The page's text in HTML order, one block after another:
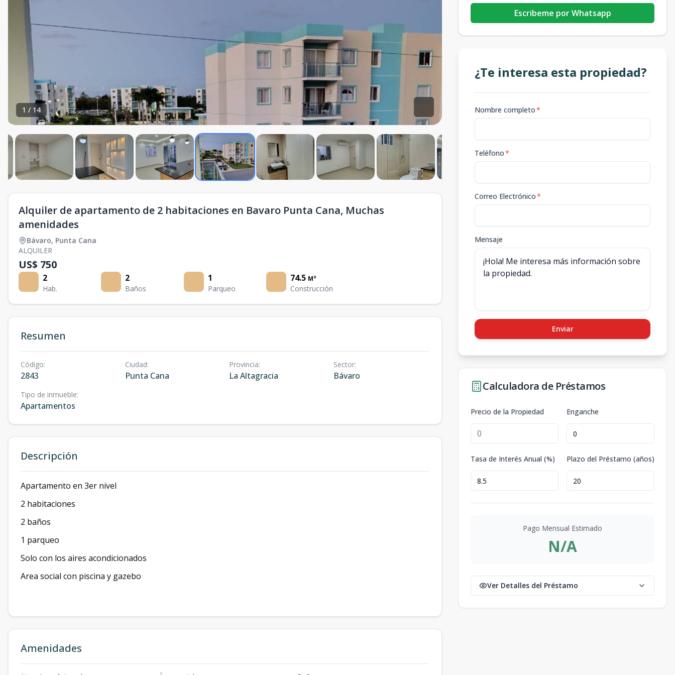
1 / 14
Alquiler de apartamento de 2 habitaciones en Bavaro Punta Cana, Muchas
amenidades
Bávaro, Punta Cana
ALQUILER
US$ 750
2
Hab.
2
Baños
1
Parqueo
74.5 M²
Construcción
Resumen
Código:
2843
Ciudad:
Punta Cana
Provincia:
La Altagracia
Sector:
Bávaro
Tipo de inmueble:
Apartamentos
Descripción
Apartamento en 3er nivel
2 habitaciones
2 baños
1 parqueo
Solo con los aires acondicionados
Area social con piscina y gazebo
Amenidades
Escribeme por Whatsapp
¿Te interesa esta propiedad?
Nombre completo*
Teléfono*
Correo Electrónico*
Mensaje
Enviar
Calculadora de Préstamos
Precio de la Propiedad Enganche
Tasa de Interés Anual (%) Plazo del Préstamo (años)
Pago Mensual Estimado
N/A
Ver Detalles del Préstamo